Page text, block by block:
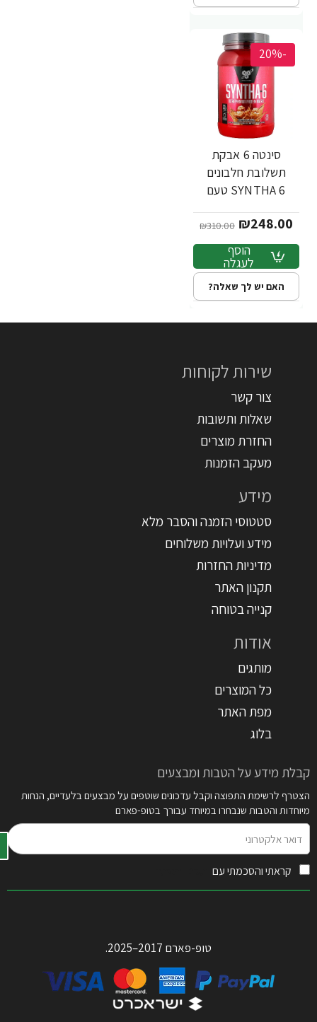
-20%
סינטה 6 אבקת
תשלובת חלבונים
SYNTHA 6 טעם
- מבית BSN
₪248.00
₪310.00
הוסף
לעגלה
האם יש לך שאלה?
שירות לקוחות
צור קשר
שאלות ותשובות
החזרת מוצרים
מעקב הזמנות
מידע
סטטוסי הזמנה והסבר מלא
מידע ועלויות משלוחים
מדיניות החזרות
תקנון האתר
קנייה בטוחה
אודות
מותגים
כל המוצרים
מפת האתר
בלוג
קבלת מידע על הטבות ומבצעים
הצטרף לרשימת התפוצה וקבל עדכונים שוטפים על מבצעים בלעדיים, הנחות
מיוחדות והטבות שנבחרו במיוחד עבורך בטופ-פארם
אלקטרוני
קראתי והסכמתי עם
טופ-פארם 2017–2025.